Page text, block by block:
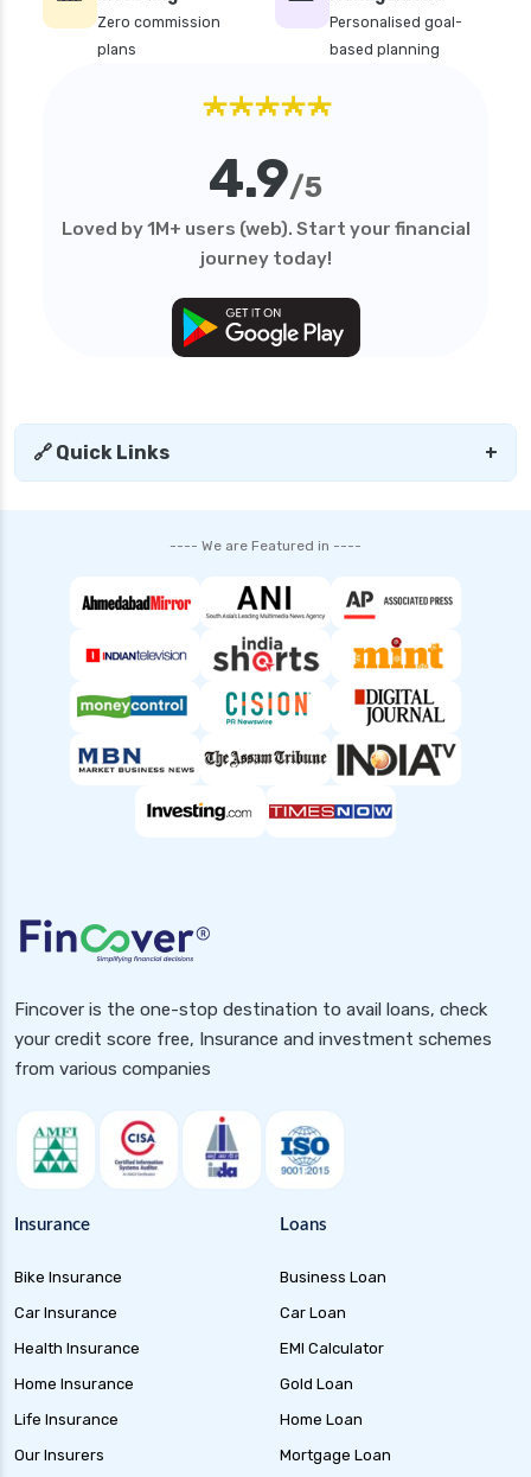
Zero commission
plans
Personalised goal-
based planning
★★★★★
4.9/5
Loved by 1M+ users (web). Start your financial
journey today!
🔗 Quick Links +
---- We are Featured in ----
Fincover is the one-stop destination to avail loans, check
your credit score free, Insurance and investment schemes
from various companies
Insurance
Bike Insurance
Car Insurance
Health Insurance
Home Insurance
Life Insurance
Our Insurers
Loans
Business Loan
Car Loan
EMI Calculator
Gold Loan
Home Loan
Mortgage Loan